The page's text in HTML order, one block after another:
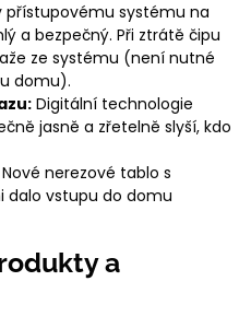
přístupovému systému na
a bezpečný. Při ztrátě čipu
ze systému (není nutné
domu).
Digitální technologie
jasně a zřetelně slyší, kdo
Nové nerezové tablo s
dalo vstupu do domu
a